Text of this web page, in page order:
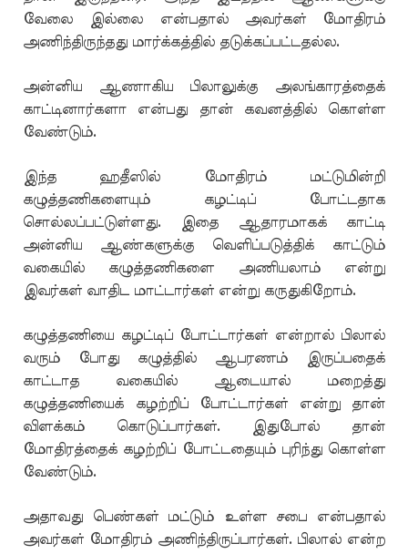
வேலை இல்லை என்பதால் அவர்கள் மோதிரம்
அணிந்திருந்தது மார்க்கத்தில் தடுக்கப்பட்டதல்ல.
அன்னிய ஆணாகிய பிலாலுக்கு அலங்காரத்தைக்
காட்டினார்களா என்பது தான் கவனத்தில் கொள்ள
வேண்டும்.
இந்த ஹதீஸில் மோதிரம் மட்டுமின்றி
கழுத்தணிகளையும் கழட்டிப் போட்டதாக
சொல்லப்பட்டுள்ளது. இதை ஆதாரமாகக் காட்டி
அன்னிய ஆண்களுக்கு வெளிப்படுத்திக் காட்டும்
வகையில் கழுத்தணிகளை அணியலாம் என்று
இவர்கள் வாதிட மாட்டார்கள் என்று கருதுகிறோம்.
கழுத்தணியை கழட்டிப் போட்டார்கள் என்றால் பிலால்
வரும் போது கழுத்தில் ஆபரணம் இருப்பதைக்
காட்டாத வகையில் ஆடையால் மறைத்து
கழுத்தணியைக் கழற்றிப் போட்டார்கள் என்று தான்
விளக்கம் கொடுப்பார்கள். இதுபோல் தான்
மோதிரத்தைக் கழற்றிப் போட்டதையும் புரிந்து கொள்ள
வேண்டும்.
அதாவது பெண்கள் மட்டும் உள்ள சபை என்பதால்
அவர்கள் மோதிரம் அணிந்திருப்பார்கள். பிலால் என்ற